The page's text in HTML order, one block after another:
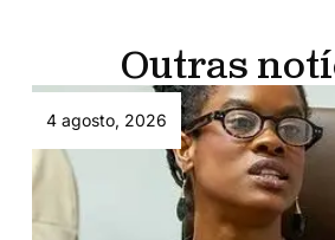
Outras
4 agosto, 2026